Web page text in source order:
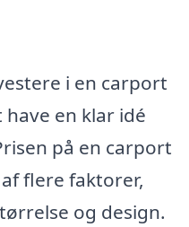
i en carport
en klar idé
på en carport
flere faktorer,
og design.